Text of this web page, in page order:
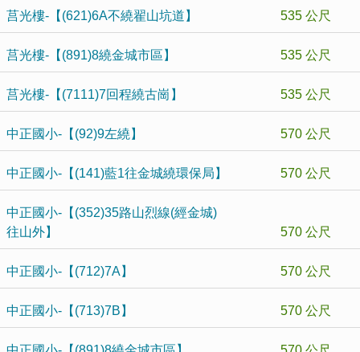
莒光樓-【(621)6A不繞翟山坑道】 535 公尺
莒光樓-【(891)8繞金城市區】 535 公尺
莒光樓-【(7111)7回程繞古崗】 535 公尺
中正國小-【(92)9左繞】 570 公尺
中正國小-【(141)藍1往金城繞環保局】 570 公尺
中正國小-【(352)35路山烈線(經金城)
往山外】
570 公尺
中正國小-【(712)7A】 570 公尺
中正國小-【(713)7B】 570 公尺